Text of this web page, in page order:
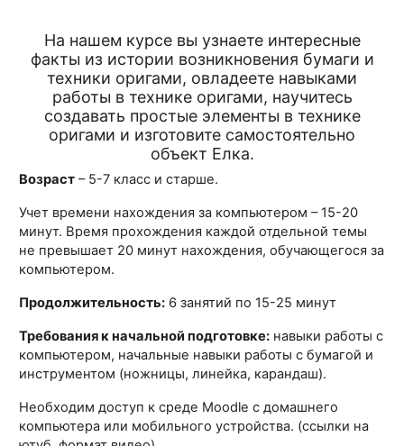
На нашем курсе вы узнаете интересные
факты из истории возникновения бумаги и
техники оригами, овладеете навыками
работы в технике оригами, научитесь
создавать простые элементы в технике
оригами и изготовите самостоятельно
объект Елка.
Возраст – 5-7 класс и старше.
Учет времени нахождения за компьютером – 15-20
минут. Время прохождения каждой отдельной темы
не превышает 20 минут нахождения, обучающегося за
компьютером.
Продолжительность: 6 занятий по 15-25 минут
Требования к начальной подготовке: навыки работы с
компьютером, начальные навыки работы с бумагой и
инструментом (ножницы, линейка, карандаш).
Необходим доступ к среде Moodle с домашнего
компьютера или мобильного устройства. (ссылки на